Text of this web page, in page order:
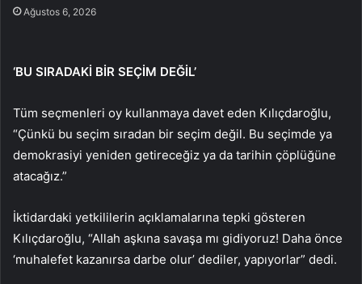
Ağustos 6, 2026
‘BU SIRADAKİ BİR SEÇİM DEĞİL’
Tüm seçmenleri oy kullanmaya davet eden Kılıçdaroğlu,
“Çünkü bu seçim sıradan bir seçim değil. Bu seçimde ya
demokrasiyi yeniden getireceğiz ya da tarihin çöplüğüne
atacağız.”
İktidardaki yetkililerin açıklamalarına tepki gösteren
Kılıçdaroğlu, “Allah aşkına savaşa mı gidiyoruz! Daha önce
‘muhalefet kazanırsa darbe olur’ dediler, yapıyorlar” dedi.